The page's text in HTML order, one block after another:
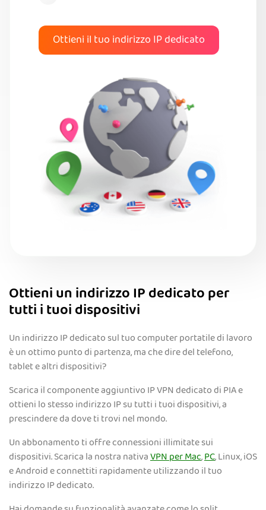
Ottieni il tuo indirizzo IP dedicato
Ottieni un indirizzo IP dedicato per
tutti i tuoi dispositivi
Un indirizzo IP dedicato sul tuo computer portatile di lavoro
è un ottimo punto di partenza, ma che dire del telefono,
tablet e altri dispositivi?
Scarica il componente aggiuntivo IP VPN dedicato di PIA e
ottieni lo stesso indirizzo IP su tutti i tuoi dispositivi, a
prescindere da dove ti trovi nel mondo.
Un abbonamento ti offre connessioni illimitate sui
dispositivi. Scarica la nostra nativaVPN per Mac,PC, Linux, iOS
e Android e connettiti rapidamente utilizzando il tuo
indirizzo IP dedicato.